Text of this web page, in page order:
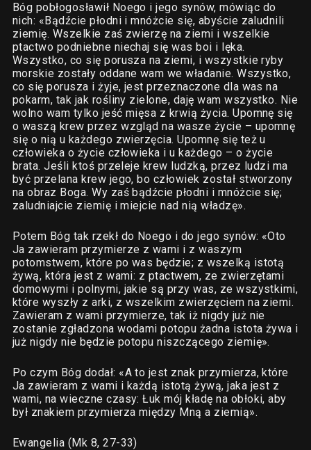
Bóg pobłogosławił Noego i jego synów, mówiąc do
nich: «Bądźcie płodni i mnóżcie się, abyście zaludnili
ziemię. Wszelkie zaś zwierzę na ziemi i wszelkie
ptactwo podniebne niechaj się was boi i lęka.
Wszystko, co się porusza na ziemi, i wszystkie ryby
morskie zostały oddane wam we władanie. Wszystko,
co się porusza i żyje, jest przeznaczone dla was na
pokarm, tak jak rośliny zielone, daję wam wszystko. Nie
wolno wam tylko jeść mięsa z krwią życia. Upomnę się
o waszą krew przez wzgląd na wasze życie – upomnę
się o nią u każdego zwierzęcia. Upomnę się też u
człowieka o życie człowieka i u każdego – o życie
brata. Jeśli ktoś przeleje krew ludzką, przez ludzi ma
być przelana krew jego, bo człowiek został stworzony
na obraz Boga. Wy zaś bądźcie płodni i mnóżcie się;
zaludniajcie ziemię i miejcie nad nią władzę».
Potem Bóg tak rzekł do Noego i do jego synów: «Oto
Ja zawieram przymierze z wami i z waszym
potomstwem, które po was będzie; z wszelką istotą
żywą, która jest z wami: z ptactwem, ze zwierzętami
domowymi i polnymi, jakie są przy was, ze wszystkimi,
które wyszły z arki, z wszelkim zwierzęciem na ziemi.
Zawieram z wami przymierze, tak iż nigdy już nie
zostanie zgładzona wodami potopu żadna istota żywa i
już nigdy nie będzie potopu niszczącego ziemię».
Po czym Bóg dodał: «A to jest znak przymierza, które
Ja zawieram z wami i każdą istotą żywą, jaka jest z
wami, na wieczne czasy: Łuk mój kładę na obłoki, aby
był znakiem przymierza między Mną a ziemią».
Ewangelia (Mk 8, 27-33)